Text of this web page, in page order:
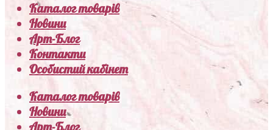
Каталог товарів
Новини
Арт-Блог
Контакти
Особистий кабінет
Каталог товарів
Новини
Арт-Блог